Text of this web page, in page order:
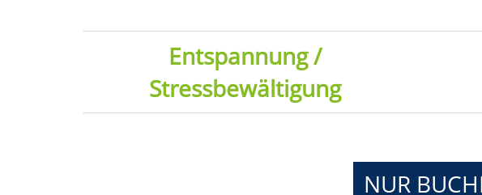
Entspannung /
Stressbewältigung
NUR